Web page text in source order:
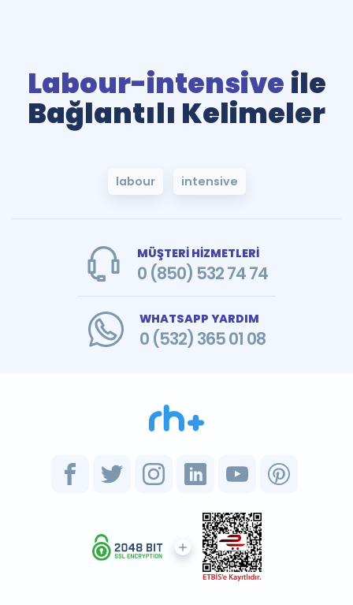
Labour-intensive ile
Bağlantılı Kelimeler
labour intensive
MÜŞTERİ HİZMETLERİ
0 (850) 532 74 74
WHATSAPP YARDIM
0 (532) 365 01 08